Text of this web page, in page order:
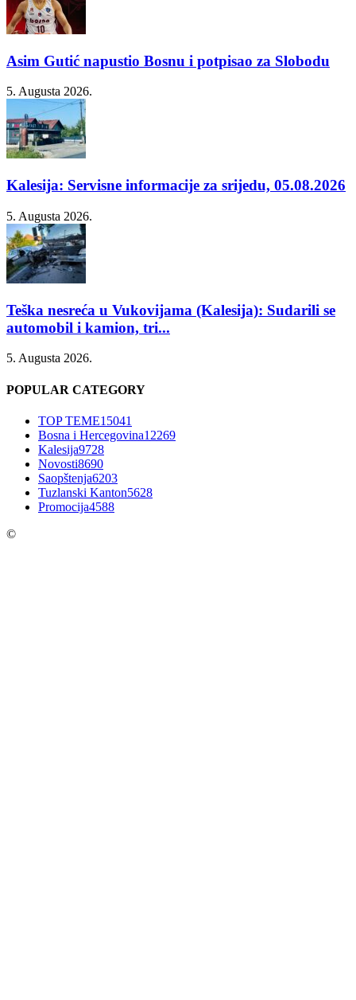
Asim Gutić napustio Bosnu i potpisao za Slobodu
5. Augusta 2026.
Kalesija: Servisne informacije za srijedu, 05.08.2026
5. Augusta 2026.
Teška nesreća u Vukovijama (Kalesija): Sudarili se
automobil i kamion, tri...
5. Augusta 2026.
POPULAR CATEGORY
TOP TEME15041
Bosna i Hercegovina12269
Kalesija9728
Novosti8690
Saopštenja6203
Tuzlanski Kanton5628
Promocija4588
©